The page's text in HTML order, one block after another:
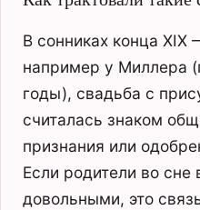
В сонниках конца XIX
например у Миллера
годы), свадьба с
считалась знаком
признания или
Если родители во сне
довольными, это